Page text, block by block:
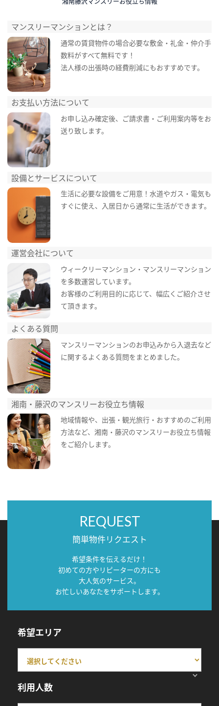
マンスリーマンションとは？
通常の賃貸物件の場合必要な敷金・礼金・仲介手
数料がすべて無料です！
法人様の出張時の経費削減にもおすすめです。
お支払い方法について
お申し込み確定後、ご請求書・ご利用案内等をお
送り致します。
設備とサービスについて
生活に必要な設備をご用意！水道やガス・電気も
すぐに使え、入居日から通常に生活ができます。
運営会社について
ウィークリーマンション・マンスリーマンション
を多数運営しています。
お客様のご利用目的に応じて、幅広くご紹介させ
て頂きます。
よくある質問
マンスリーマンションのお申込みから入退去など
に関するよくある質問をまとめました。
湘南・藤沢のマンスリーお役立ち情報
地域情報や、出張・観光旅行・おすすめのご利用
方法など、湘南・藤沢のマンスリーお役立ち情報
をご紹介します。
REQUEST
簡単物件リクエスト
希望条件を伝えるだけ！
初めての方やリピーターの方にも
大人気のサービス。
お忙しいあなたをサポートします。
希望エリア
利用人数